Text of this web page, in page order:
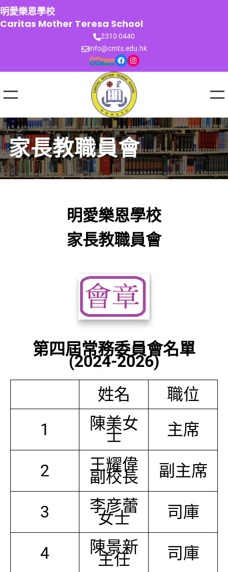
跳
至
主
明愛樂恩學校
Caritas Mother Teresa School
2310 0440
info@cmts.edu.hk
Facebook Instagram
家長教職員會
明愛樂恩學校
家長教職員會
第四屆常務委員會名單
(2024-2026)
姓名
職位
1
陳美女
士 主席
2 王耀偉
副校長 副主席
3 李彦蕾
女士 司庫
4 陳景新
主任 司庫